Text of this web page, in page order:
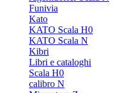
Funivia
Kato
KATO Scala H0
KATO Scala N
Kibri
Libri e cataloghi
Scala H0
calibro N